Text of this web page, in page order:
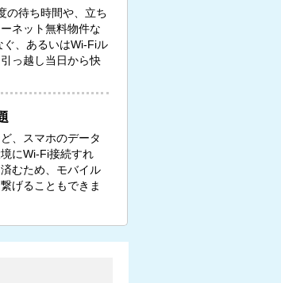
の待ち時間や、立ち
ネット無料物件な
ぐ、あるいはWi-Fiル
っ越し当日から快
、スマホのデータ
にWi-Fi接続すれ
むため、モバイル
げることもできま